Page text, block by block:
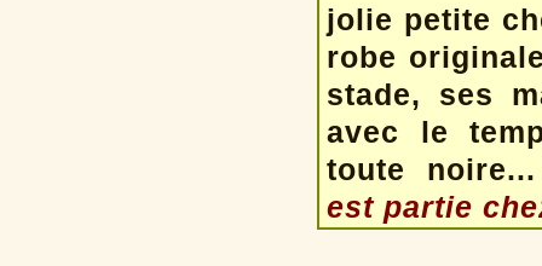
jolie petite
robe
stade, ses
avec le
toute
est partie